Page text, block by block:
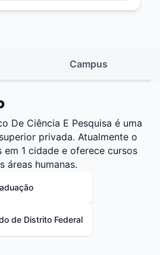
Campus
De Ciência E Pesquisa é uma
privada. Atualmente o
em 1 cidade e oferece cursos
áreas humanas.
de Distrito Federal